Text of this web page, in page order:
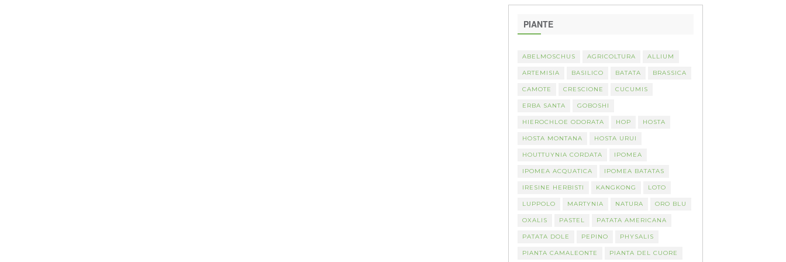
PIANTE
ABELMOSCHUS AGRICOLTURA ALLIUM
ARTEMISIA BASILICO BATATA BRASSICA
CAMOTE CRESCIONE CUCUMIS
ERBA SANTA GOBOSHI
HIEROCHLOE ODORATA HOP HOSTA
HOSTA MONTANA HOSTA URUI
HOUTTUYNIA CORDATA IPOMEA
IPOMEA ACQUATICA IPOMEA BATATAS
IRESINE HERBISTI KANGKONG LOTO
LUPPOLO MARTYNIA NATURA ORO BLU
OXALIS PASTEL PATATA AMERICANA
PATATA DOLE PEPINO PHYSALIS
PIANTA CAMALEONTE PIANTA DEL CUORE